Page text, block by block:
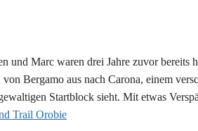
Marc waren drei Jahre zuvor
Bergamo aus nach Carona, einem
Startblock sieht. Mit etwas
Trail Orobie